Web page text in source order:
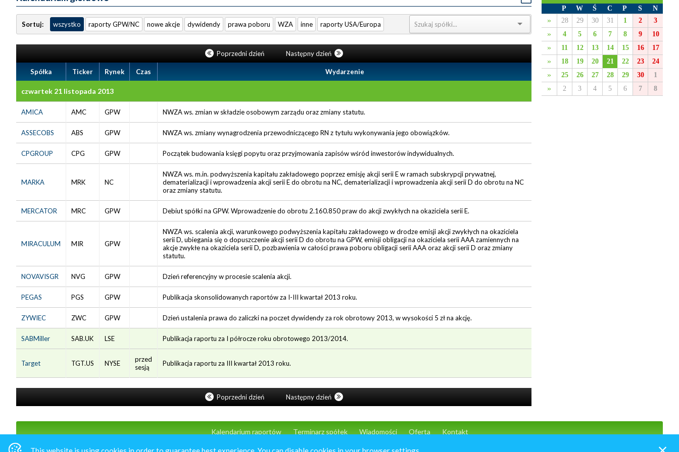
Sortuj: wszystko raporty GPW/NC nowe akcje dywidendy prawa poboru WZA inne raporty USA/Europa
Poprzedni dzień Następny dzień
Spółka Ticker Rynek Czas Wydarzenie
czwartek 21 listopada 2013
AMICA AMC GPW NWZA ws. zmian w składzie osobowym zarządu oraz zmiany statutu.
ASSECOBS ABS GPW NWZA ws. zmiany wynagrodzenia przewodniczącego RN z tytułu wykonywania jego obowiązków.
CPGROUP CPG GPW Początek budowania księgi popytu oraz przyjmowania zapisów wśród inwestorów indywidualnych.
MARKA MRK NC
NWZA ws. m.in. podwyższenia kapitału zakładowego poprzez emisję akcji serii E w ramach subskrypcji prywatnej,
dematerializacji i wprowadzenia akcji serii E do obrotu na NC, dematerializacji i wprowadzenia akcji serii D do obrotu na NC
oraz zmiany statutu.
MERCATOR MRC GPW Debiut spółki na GPW. Wprowadzenie do obrotu 2.160.850 praw do akcji zwykłych na okaziciela serii E.
MIRACULUM MIR GPW
NWZA ws. scalenia akcji, warunkowego podwyższenia kapitału zakładowego w drodze emisji akcji zwykłych na okaziciela
serii D, ubiegania się o dopuszczenie akcji serii D do obrotu na GPW, emisji obligacji na okaziciela serii AAA zamiennych na
akcje zwykłe na okaziciela serii D, pozbawienia w całości prawa poboru obligacji serii AAA oraz akcji serii D oraz zmiany
statutu.
NOVAVISGR NVG GPW Dzień referencyjny w procesie scalenia akcji.
PEGAS PGS GPW Publikacja skonsolidowanych raportów za I-III kwartał 2013 roku.
ZYWIEC ZWC GPW Dzień ustalenia prawa do zaliczki na poczet dywidendy za rok obrotowy 2013, w wysokości 5 zł na akcję.
SABMiller SAB.UK LSE Publikacja raportu za I półrocze roku obrotowego 2013/2014.
Target TGT.US NYSE
przed
sesją
Publikacja raportu za III kwartał 2013 roku.
Poprzedni dzień Następny dzień
» 28 29 30 31 1 2 3
» 4 5 6 7 8 9 10
» 11 12 13 14 15 16 17
» 18 19 20 21 22 23 24
» 25 26 27 28 29 30 1
» 2 3 4 5 6 7 8
P W Ś C P S N
Kalendarium raportów Terminarz spółek Wiadomości Oferta Kontakt